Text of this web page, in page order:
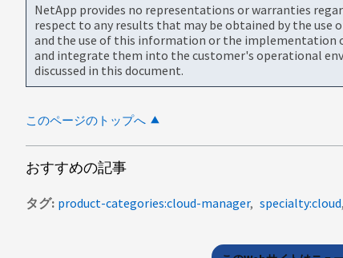
NetApp provides no representations or warranties
respect to any results that may be obtained by the
and the use of this information or the implementation
and integrate them into the customer's operational
discussed in this document.
このページのトップへ
おすすめの記事
タグ product-categories:cloud-manager specialty:cloud